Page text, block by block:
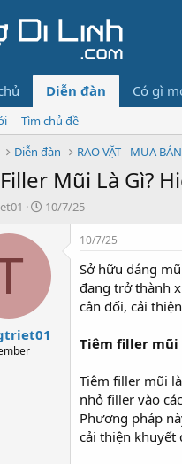
Diễn đàn Có gì
Tìm chủ đề
Diễn đàn RAO VẶT - MUA BÁN
Mũi Là Gì?
N
y
g
ử
i
10/7/25
10/7/25
Sở hữu dáng
đang trở thành
cân đối, cải
Tiêm filler mũi
Tiêm filler mũi
nhỏ filler vào
Phương pháp
cải thiện khuyết